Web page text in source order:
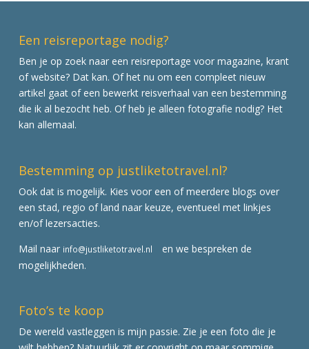
Een reisreportage nodig?
Ben je op zoek naar een reisreportage voor magazine, krant
of website? Dat kan. Of het nu om een compleet nieuw
artikel gaat of een bewerkt reisverhaal van een bestemming
die ik al bezocht heb. Of heb je alleen fotografie nodig? Het
kan allemaal.
Bestemming op justliketotravel.nl?
Ook dat is mogelijk. Kies voor een of meerdere blogs over
een stad, regio of land naar keuze, eventueel met linkjes
en/of lezersacties.
Mail naar info@justliketotravel.nl
en we bespreken de
mogelijkheden.
Foto’s te koop
De wereld vastleggen is mijn passie. Zie je een foto die je